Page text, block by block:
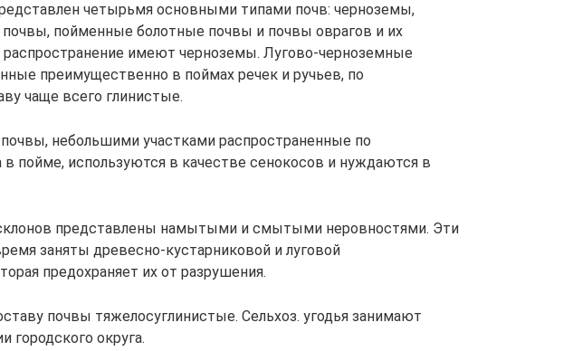
четырьмя основными типами почв: черноземы,
пойменные болотные почвы и почвы оврагов и их
имеют черноземы. Лугово-черноземные
преимущественно в поймах речек и ручьев, по
чаще всего глинистые.
небольшими участками распространенные по
пойме, используются в качестве сенокосов и нуждаются в
представлены намытыми и смытыми неровностями. Эти
заняты древесно-кустарниковой и луговой
предохраняет их от разрушения.
почвы тяжелосуглинистые. Сельхоз. угодья занимают
городского округа.